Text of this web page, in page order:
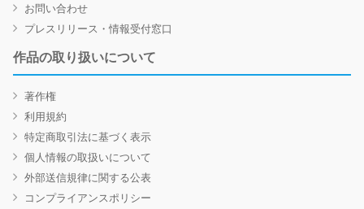
お問い合わせ
プレスリリース・情報受付窓口
作品の取り扱いについて
著作権
利用規約
特定商取引法に基づく表示
個人情報の取扱いについて
外部送信規律に関する公表
コンプライアンスポリシー